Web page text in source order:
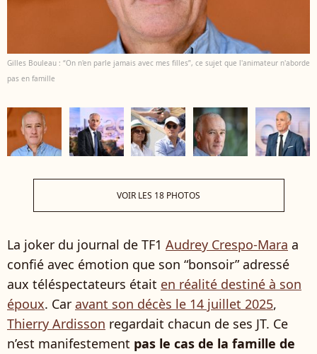
Gilles Bouleau : “On n'en parle jamais avec mes filles”, ce sujet que l'animateur n'aborde
pas en famille
VOIR LES 18 PHOTOS
La joker du journal de TF1 Audrey Crespo-Mara a
confié avec émotion que son “bonsoir” adressé
aux téléspectateurs était en réalité destiné à son
époux. Car avant son décès le 14 juillet 2025,
Thierry Ardisson regardait chacun de ses JT. Ce
n’est manifestement pas le cas de la famille de